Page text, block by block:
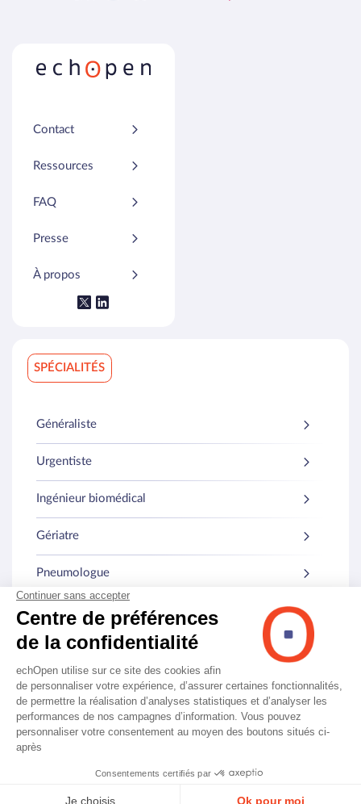
Contact
Ressources
FAQ
Presse
À propos
SPÉCIALITÉS
Généraliste
Urgentiste
Ingénieur biomédical
Gériatre
Pneumologue
Médecine interne
Autres spécialités
© echOpen. Tous droits réservés.
Mentions légales
CGU
CGV
Politique de confidentialité
En savoir plus →